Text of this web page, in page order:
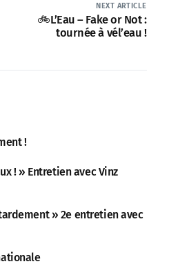
NEXT ARTICLE
🚲L’Eau – Fake or Not :
tournée à vél’eau !
!
! » Entretien avec Vinz
» 2e entretien avec